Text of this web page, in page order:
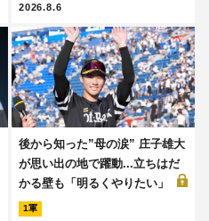
2026.8.6
後から知った”母の涙” 庄子雄大
が思い出の地で躍動...立ちはだ
かる壁も「明るくやりたい」
1軍